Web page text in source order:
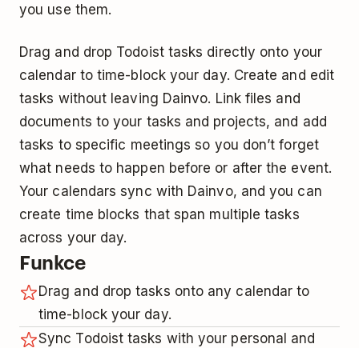
you use them.
Drag and drop Todoist tasks directly onto your
calendar to time-block your day. Create and edit
tasks without leaving Dainvo. Link files and
documents to your tasks and projects, and add
tasks to specific meetings so you don’t forget
what needs to happen before or after the event.
Your calendars sync with Dainvo, and you can
create time blocks that span multiple tasks
across your day.
Funkce
Drag and drop tasks onto any calendar to
time-block your day.
Sync Todoist tasks with your personal and